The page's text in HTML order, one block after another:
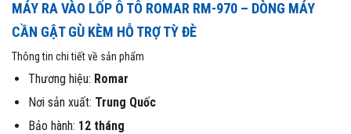
MÁY RA VÀO LỐP Ô TÔ ROMAR RM-970 – DÒNG MÁY
CẦN GẬT GÙ KÈM HỖ TRỢ TỲ ĐÈ
Thông tin chi tiết về sản phẩm
Thương hiệu: Romar
Nơi sản xuất: Trung Quốc
Bảo hành: 12 tháng